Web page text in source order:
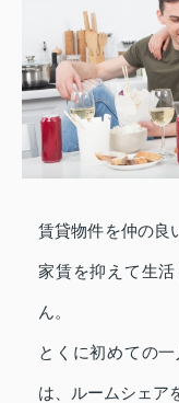
賃貸物件を仲の良
家賃を抑えて生
ん。
とくに初めての
は、ルームシェア